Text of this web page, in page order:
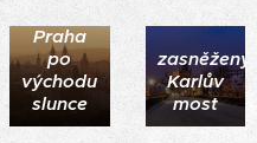
stověžatá
Praha
po
východu
slunce
zasněžený
Karlův
most